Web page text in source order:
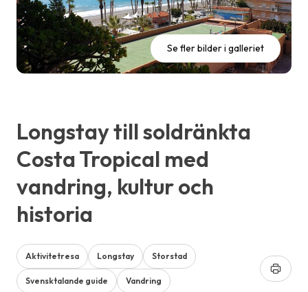
Se fler bilder i galleriet
Longstay till soldränkta
Costa Tropical med
vandring, kultur och
historia
Aktivitetresa Longstay Storstad
Svensktalande guide Vandring